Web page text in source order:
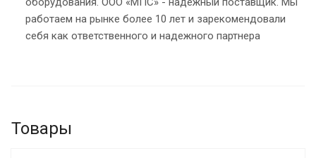
работаем на рынке более 10 лет и зарекомендовали
себя как ответственного и надежного партнера
Товары